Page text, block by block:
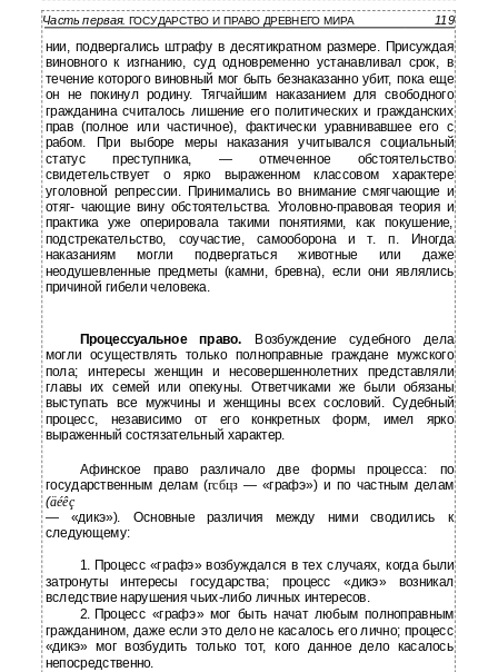
Часть первая. ГОСУДАРСТВО И ПРАВО ДРЕВНЕГО МИРА 119
нии, подвергались штрафу в десятикратном размере. Присуждая
виновного к изгнанию, суд одновременно устанавливал срок, в
течение которого виновный мог быть безнаказанно убит, пока еще
он не покинул родину. Тягчайшим наказанием для свободного
гражданина считалось лишение его политических и гражданских
прав (полное или частичное), фактически уравнивавшее его с
рабом. При выборе меры наказания учитывался социальный
статус преступника, — отмеченное обстоятельство
свидетельствует о ярко выраженном классовом характере
уголовной репрессии. Принимались во внимание смягчающие и
отяг- чающие вину обстоятельства. Уголовно-правовая теория и
практика уже оперировала такими понятиями, как покушение,
подстрекательство, соучастие, самооборона и т. п. Иногда
наказаниям могли подвергаться животные или даже
неодушевленные предметы (камни, бревна), если они являлись
причиной гибели человека.
Процессуальное право.
Возбуждение судебного дела
могли осуществлять только полноправные граждане мужского
пола; интересы женщин и несовершеннолетних представляли
главы их семей или опекуны. Ответчиками же были обязаны
выступать все мужчины и женщины всех сословий. Судебный
процесс, независимо от его конкретных форм, имел ярко
выраженный состязательный характер.
Афинское право различало две формы процесса: по
государственным делам (гсбцз — «графэ») и по частным делам
(äéêç
— «дикэ»). Основные различия между ними сводились к
следующему:
1. Процесс «графэ» возбуждался в тех случаях, когда были
затронуты интересы государства; процесс «дикэ» возникал
вследствие нарушениячьих-либо личных интересов.
2. Процесс «графэ» мог быть начат любым полноправным
гражданином, даже если это дело не касалось его лично; процесс
«дикэ» мог возбудить только тот, кого данное дело касалось
непосредственно.